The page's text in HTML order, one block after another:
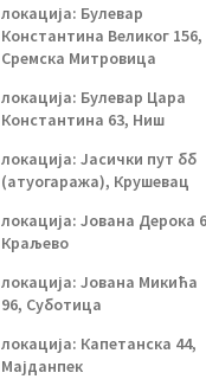
локација: Булевар
Константина Великог 156,
Сремска Митровица
локација: Булевар Цара
Константина 63, Ниш
локација: Јасички пут бб
(атуогаража), Крушевац
локација: Јована Дерока
Краљево
локација: Јована Микића
96, Суботица
локација: Капетанска 44,
Мајданпек